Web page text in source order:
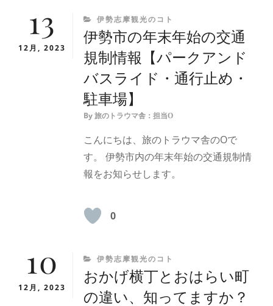
13
12月, 2023
CATEGORIES
伊勢志摩観光のコト
伊勢市の年末年始の交通
規制情報【パークアンド
バスライド・通行止め・
駐車場】
By 旅のトラウマ舎：担当O
こんにちは、旅のトラウマ舎のOで
す。 伊勢市内の年末年始の交通規制情
報をお知らせします。
0
10
12月, 2023
CATEGORIES
伊勢志摩観光のコト
おかげ横丁とおはらい町
の違い、知ってますか？